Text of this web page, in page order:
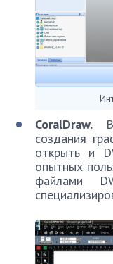
CoralDraw.
создания
открыть и
опытных
файлами